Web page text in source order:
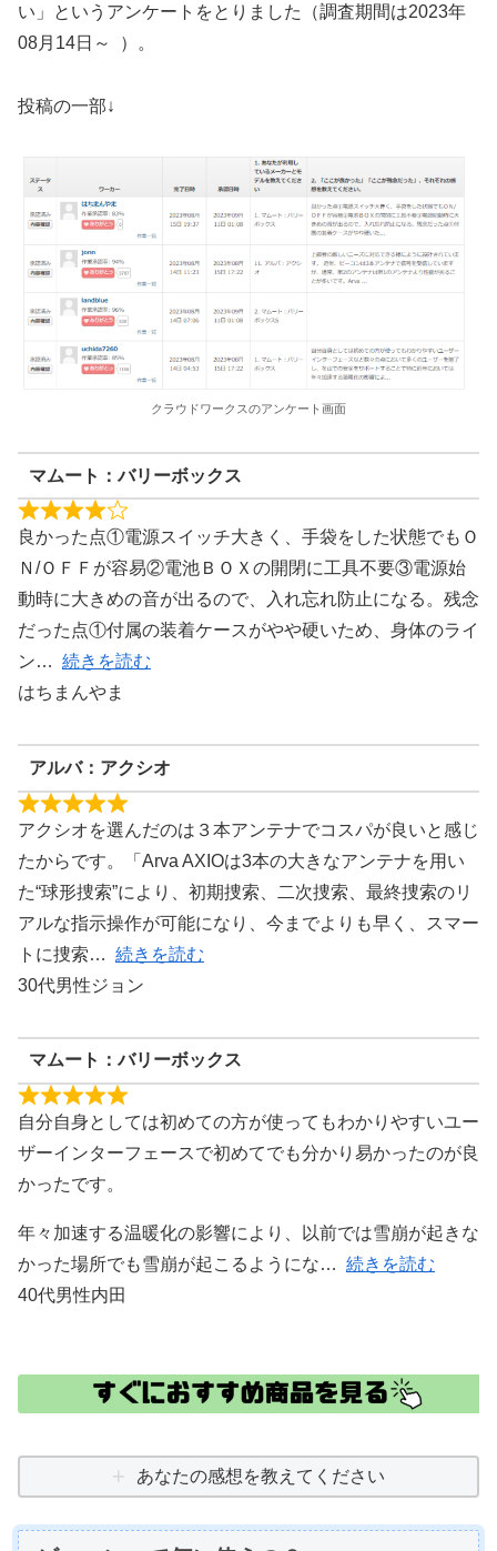
い」というアンケートをとりました（調査期間は2023年
08月14日～ ）。
投稿の一部↓
クラウドワークスのアンケート画面
マムート：バリーボックス
良かった点①電源スイッチ大きく、手袋をした状態でもＯ
Ｎ/ＯＦＦが容易②電池ＢＯＸの開閉に工具不要③電源始
動時に大きめの音が出るので、入れ忘れ防止になる。残念
だった点①付属の装着ケースがやや硬いため、身体のライ
ン
続きを読む
はちまんやま
アルバ：アクシオ
アクシオを選んだのは３本アンテナでコスパが良いと感じ
たからです。「Arva AXIOは3本の大きなアンテナを用い
た“球形捜索”により、初期捜索、二次捜索、最終捜索のリ
アルな指示操作が可能になり、今までよりも早く、スマー
トに捜索
続きを読む
30代男性ジョン
マムート：バリーボックス
自分自身としては初めての方が使ってもわかりやすいユー
ザーインターフェースで初めてでも分かり易かったのが良
かったです。
年々加速する温暖化の影響により、以前では雪崩が起きな
かった場所でも雪崩が起こるようにな
続きを読む
40代男性内田
あなたの感想を教えてください